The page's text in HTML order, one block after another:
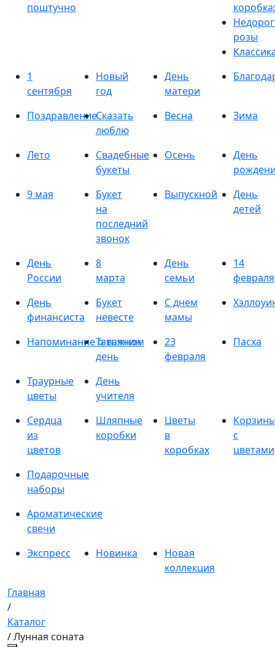
поштучно
розы
1
сентября
Новый
год
День
матери
ПоздравлениеСказать
люблю
Весна Зима
Лето
Свадебные
букеты
Осень
День
9 мая
Букет
на
последний
звонок
Выпускной
День
детей
День
России
8
марта
День
семьи
14
февраля
День
финансиста
Букет
невесте
С днем
мамы
Напоминание о важном
Татьянин
день
23
февраля
Пасха
Траурные
цветы
День
учителя
Сердца
из
цветов
Шляпные
коробки
Цветы
в
коробках
с
цветами
Подарочные
наборы
Ароматические
свечи
Экспресс
Новинка
Новая
коллекция
Главная
/
Каталог
/ Лунная соната